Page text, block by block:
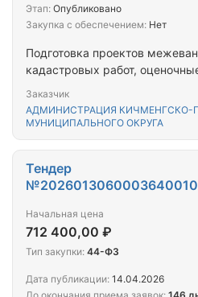
Подготовка проектов
кадастровых работ,
Заказчик
АДМИНИСТРАЦИЯ КИЧМЕНГСКО-
МУНИЦИПАЛЬНОГО ОКРУГА
Этап: Опубликовано
Закупка с обеспечением: Нет
Тендер
Начальная цена
712 400,00 ₽
Тип закупки: 44-ФЗ
Дата публикации: 14.04.2026